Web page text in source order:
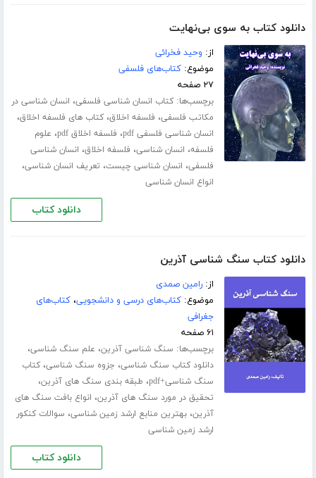
دانلود کتاب به سوی بی‌نهایت
از: وحید فخرائی
موضوع:کتاب‌های فلسفی
۲۷ صفحه
برچسب‌ها:کتاب انسان شناسی فلسفی، انسان شناسی در
مکاتب فلسفی، فلسفه اخلاق،کتاب های فلسفه اخلاق،
انسان شناسی فلسفی pdf ، فلسفه اخلاق pdf ، علوم
فلسفه، انسان شناسی، فلسفه اخلاق، انسان شناسی
فلسفی، انسان شناسی چیست، تعریف انسان شناسی،
انواع انسان شناسی
دانلود کتاب
دانلود کتاب سنگ شناسی آذرین
از:رامین صمدی
موضوع:کتاب‌های درسی و دانشجویی،کتاب‌های
جغرافی
۶۱ صفحه
برچسب‌ها: سنگ شناسی آذرین، علم سنگ شناسی،
دانلود کتاب سنگ شناسی، جزوه سنگ شناسی،کتاب
سنگ شناسی+pdf
، طبقه بندی سنگ های آذرین،
تحقیق در مورد سنگ های آذرین، انواع بافت سنگ های
آذرین،بهترین منابع ارشد زمین شناسی، سوالات کنکور
ارشد زمین شناسی
دانلود کتاب